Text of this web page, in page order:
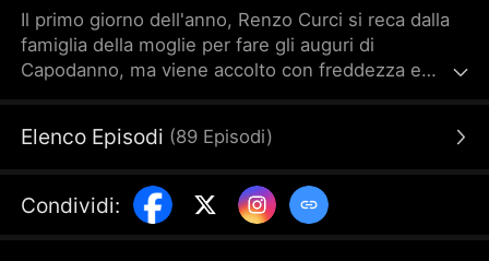
Il primo giorno dell'anno, Renzo Curci si reca dalla
famiglia della moglie per fare gli auguri di
Capodanno, ma viene accolto con freddezza e
Gruppo Paceanna, una delle dieci maggiori aziende
Elenco Episodi (89 Episodi)
Condividi: